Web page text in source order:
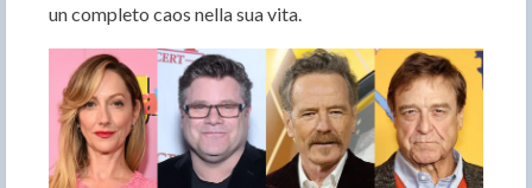
un completo caos nella sua vita.